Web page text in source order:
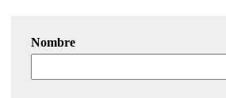
Nombre